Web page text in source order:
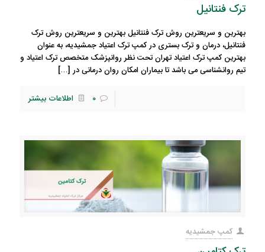
ترک فنتانیل
بهترین و سریعترین روش ترک فنتانیل بهترین و سریعترین روش ترک
فنتانیل، درمان و ترک بستری در کمپ ترک اعتیاد جمشیدیه، به عنوان
بهترین کمپ ترک اعتیاد تهران تحت نظر روانپزشک متخصص ترک اعتیاد و
تیم روانشناسی می باشد تا بیماران امکان روان درمانی در […]
0 اطلاعات بیشتر
کمپ جمشیدیه